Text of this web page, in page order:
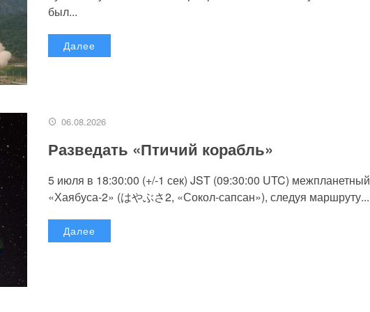
был...
Далее
06.08.2026
Разведать «Птичий корабль»
5 июля в 18:30:00 (+/-1 сек) JST (09:30:00 UTC)
«Хаябуса-2» (はやぶさ2, «Сокол-сапсан»), следуя маршруту...
Далее